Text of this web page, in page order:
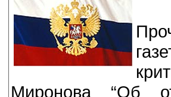
Миронова “Об